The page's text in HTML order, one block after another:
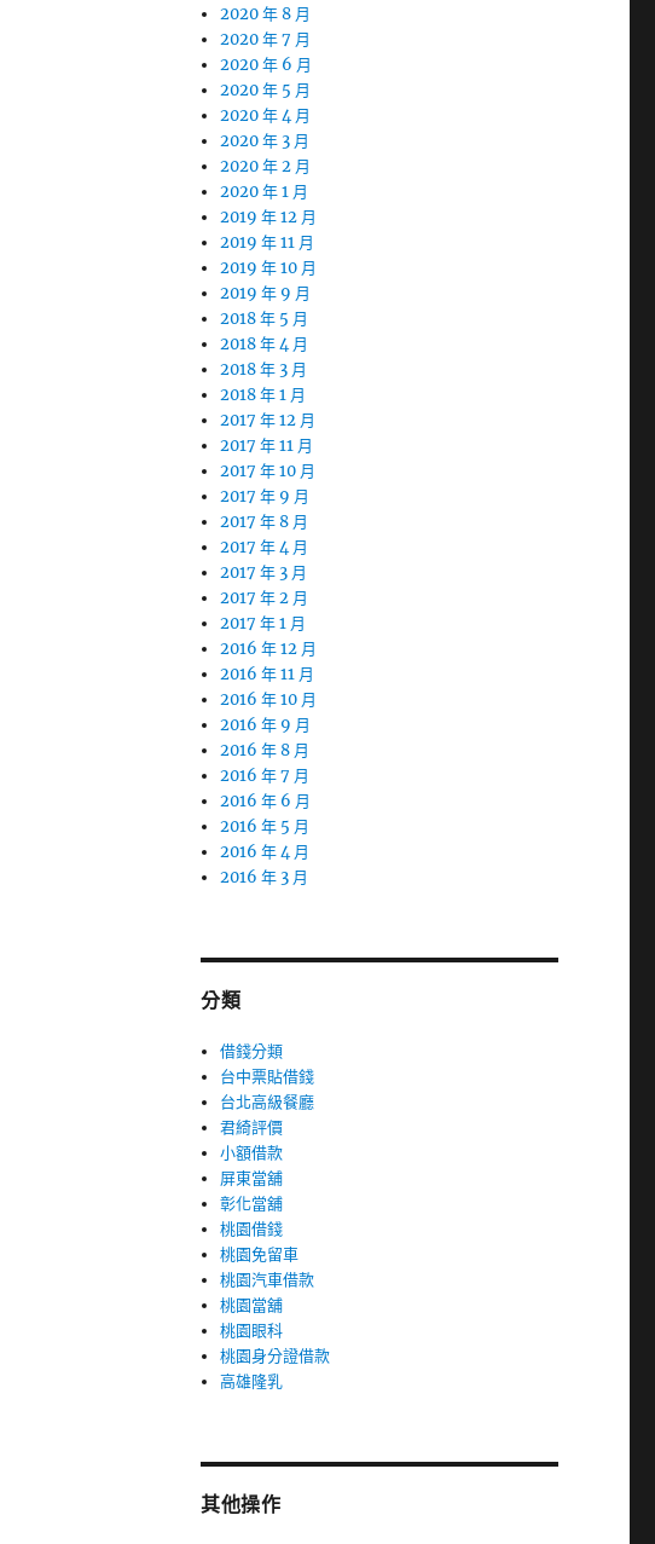
2020 年 8 月
2020 年 7 月
2020 年 6 月
2020 年 5 月
2020 年 4 月
2020 年 3 月
2020 年 2 月
2020 年 1 月
2019 年 12 月
2019 年 11 月
2019 年 10 月
2019 年 9 月
2018 年 5 月
2018 年 4 月
2018 年 3 月
2018 年 1 月
2017 年 12 月
2017 年 11 月
2017 年 10 月
2017 年 9 月
2017 年 8 月
2017 年 4 月
2017 年 3 月
2017 年 2 月
2017 年 1 月
2016 年 12 月
2016 年 11 月
2016 年 10 月
2016 年 9 月
2016 年 8 月
2016 年 7 月
2016 年 6 月
2016 年 5 月
2016 年 4 月
2016 年 3 月
分類
借錢分類
台中票貼借錢
台北高級餐廳
君綺評價
小額借款
屏東當舖
彰化當舖
桃園借錢
桃園免留車
桃園汽車借款
桃園當舖
桃園眼科
桃園身分證借款
高雄隆乳
其他操作